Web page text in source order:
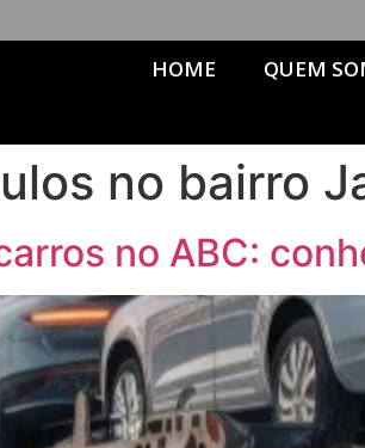
HOME QUEM
no bairro
no ABC: